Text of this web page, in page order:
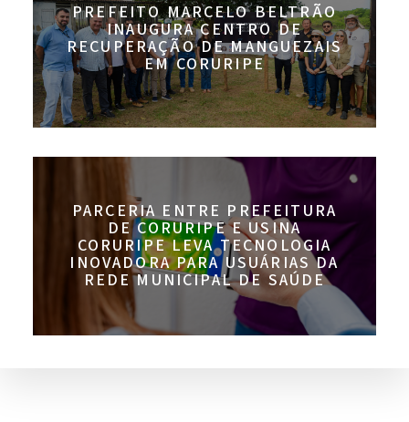
PREFEITO MARCELO BELTRÃO
INAUGURA CENTRO DE
RECUPERAÇÃO DE MANGUEZAIS
EM CORURIPE
PARCERIA ENTRE PREFEITURA
DE CORURIPE E USINA
CORURIPE LEVA TECNOLOGIA
INOVADORA PARA USUÁRIAS DA
REDE MUNICIPAL DE SAÚDE